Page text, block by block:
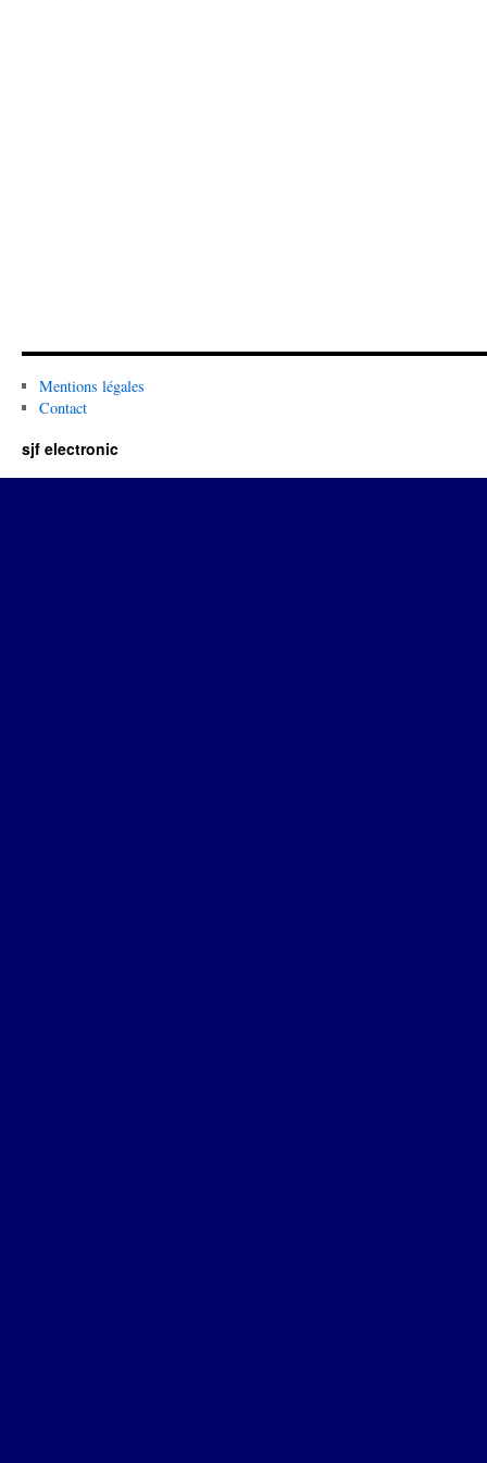
Mentions légales
Contact
sjf electronic